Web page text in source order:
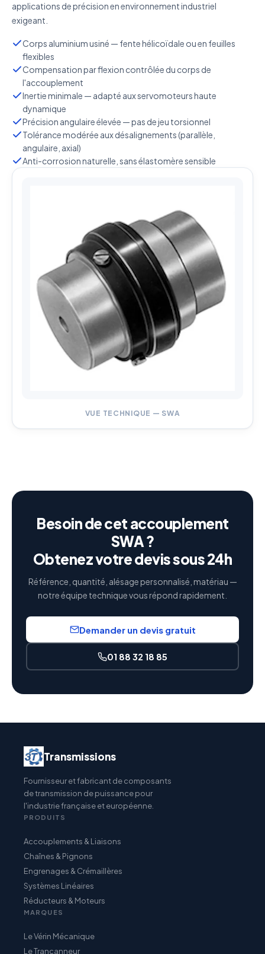
applications de précision en environnement industriel
exigeant.
Corps aluminium usiné — fente hélicoïdale ou en feuilles
flexibles
Compensation par flexion contrôlée du corps de
l'accouplement
Inertie minimale — adapté aux servomoteurs haute
dynamique
Précision angulaire élevée — pas de jeu torsionnel
Tolérance modérée aux désalignements (parallèle,
angulaire, axial)
Anti-corrosion naturelle, sans élastomère sensible
VUE TECHNIQUE — SWA
Besoin de cet accouplement
SWA ?
Obtenez votre devis sous 24h
Référence, quantité, alésage personnalisé, matériau —
notre équipe technique vous répond rapidement.
Demander un devis gratuit
01 88 32 18 85
Transmissions
Fournisseur et fabricant de composants
de transmission de puissance pour
l'industrie française et européenne.
PRODUITS
Accouplements & Liaisons
Chaînes & Pignons
Engrenages & Crémaillères
Systèmes Linéaires
Réducteurs & Moteurs
MARQUES
Le Vérin Mécanique
Le Trancanneur